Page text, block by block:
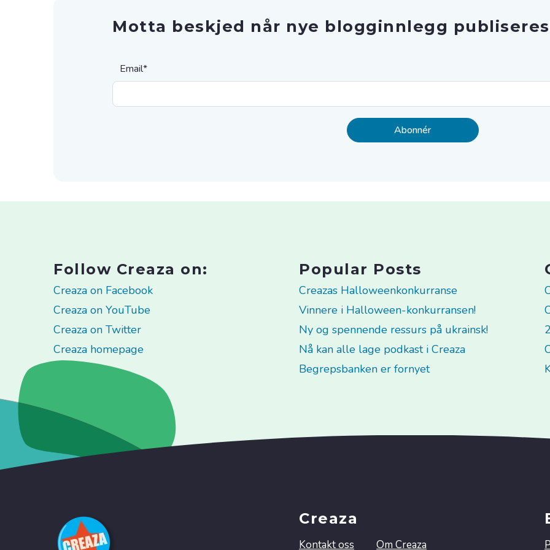
Motta beskjed når nye blogginnlegg
Email*
Follow Creaza on:
Creaza on Facebook
Creaza on YouTube
Creaza on Twitter
Creaza homepage
Popular Posts
Creazas Halloweenkonkurranse
Vinnere i Halloween-konkurransen!
Ny og spennende ressurs på ukrainsk!
Nå kan alle lage podkast i Creaza
Begrepsbanken er fornyet
Creaza
Kontakt oss Om Creaza